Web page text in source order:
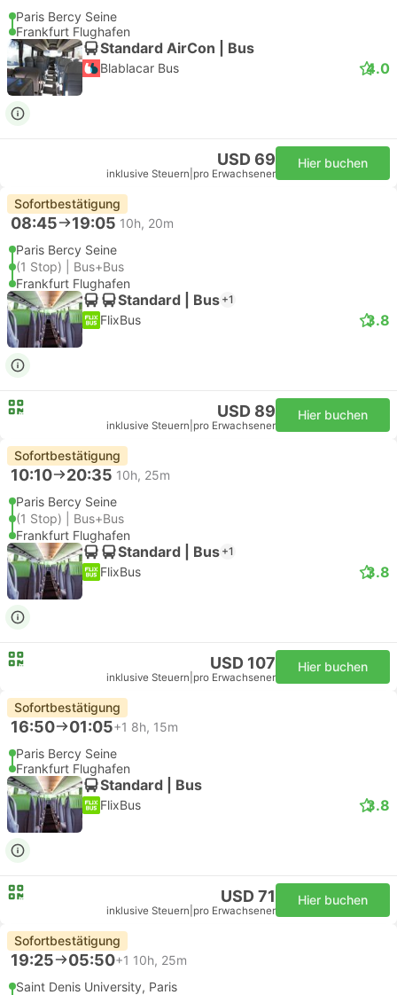
Paris Bercy Seine
Frankfurt Flughafen
Standard AirCon | Bus
Blablacar Bus 4.0
USD 69
inklusive Steuern pro Erwachsener
Hier buchen
Sofortbestätigung
08:45 19:05 10h, 20m
Paris Bercy Seine
(1 Stop) | Bus+Bus
Frankfurt Flughafen
Standard | Bus +1
FlixBus 3.8
USD 89
inklusive Steuern pro Erwachsener
Hier buchen
Sofortbestätigung
10:10 20:35 10h, 25m
Paris Bercy Seine
(1 Stop) | Bus+Bus
Frankfurt Flughafen
Standard | Bus +1
FlixBus 3.8
USD 107
inklusive Steuern pro Erwachsener
Hier buchen
Sofortbestätigung
16:50 01:05+1 8h, 15m
Paris Bercy Seine
Frankfurt Flughafen
Standard | Bus
FlixBus 3.8
USD 71
inklusive Steuern pro Erwachsener
Hier buchen
Sofortbestätigung
19:25 05:50+1 10h, 25m
Saint Denis University, Paris